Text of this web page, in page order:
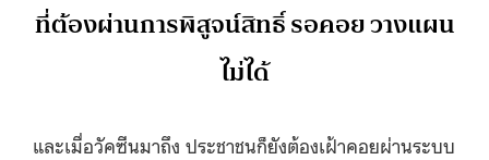
ที่ต้องผ่านการพิสูจน์สิทธิ์ รอคอย วางแผน
ไม่ได้
และเมื่อวัคซีนมาถึง ประชาชนก็ยังต้องเฝ้าคอยผ่านระบบ